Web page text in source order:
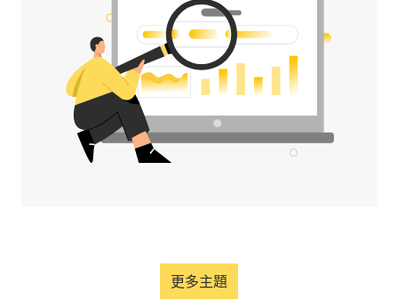
更多主題